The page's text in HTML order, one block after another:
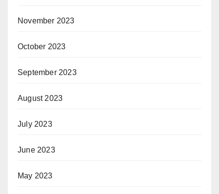
November 2023
October 2023
September 2023
August 2023
July 2023
June 2023
May 2023